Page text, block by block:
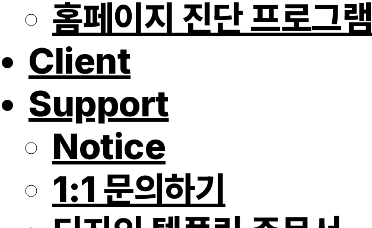
홈페이지 진단 프로그램
Client
Support
Notice
1:1 문의하기